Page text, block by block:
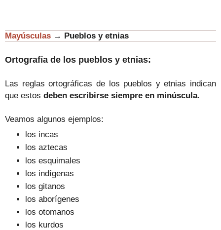
Mayúsculas → Pueblos y etnias
Ortografía de los pueblos y etnias:
Las reglas ortográficas de los pueblos y etnias indican
que estos deben escribirse siempre en minúscula.
Veamos algunos ejemplos:
los incas
los aztecas
los esquimales
los indígenas
los gitanos
los aborígenes
los otomanos
los kurdos